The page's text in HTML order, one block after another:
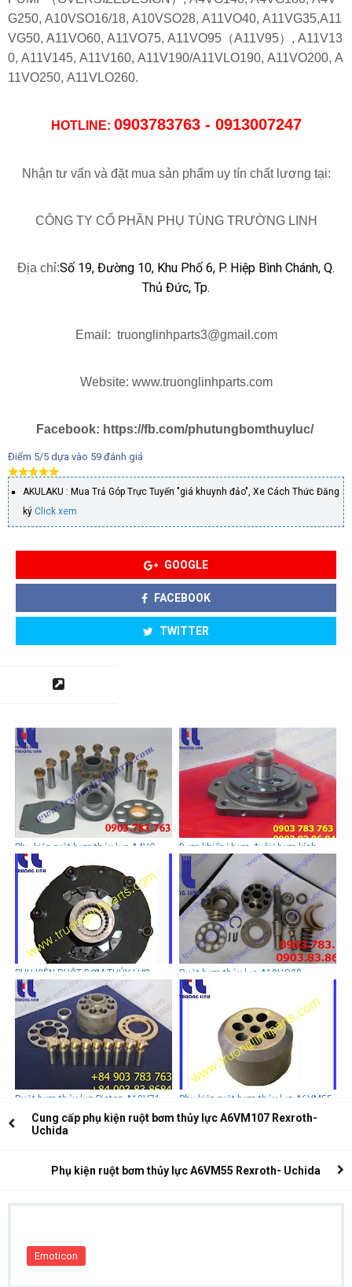
G250, A10VSO16/18, A10VSO28, A11VO40, A11VG35,A11
VG50, A11VO60, A11VO75, A11VO95（A11V95）, A11V13
0, A11V145, A11V160, A11V190/A11VLO190, A11VO200, A
11VO250, A11VLO260.
HOTLINE: 0903783763 - 0913007247
Nhận tư vấn và đặt mua sản phẩm uy tín chất lượng tại:
CÔNG TY CỔ PHẦN PHỤ TÙNG TRƯỜNG LINH
Địa chỉ:Số 19, Đường 10, Khu Phố 6, P. Hiệp Bình Chánh, Q.
Thủ Đức, Tp.
Email: truonglinhparts3@gmail.com
Website: www.truonglinhparts.com
Facebook: https://fb.com/phutungbomthuyluc/
Điểm 5/5 dựa vào 59 đánh giá
AKULAKU : Mua Trả Góp Trực Tuyến "giá khuynh đảo", Xe Cách Thức Đăng
ký Click xem
GOOGLE
FACEBOOK
TWITTER
Phụ kiện ruột bơm thủy lực A4VG
Serie Rexroth- Uchida
Bơm khiển/ bơm đuôi/ bơm kích
A4VG125 Rexroth- Uchida
PHỤ KIỆN RUỘT BƠM THỦY LỰC
A4VG40 REXROTH-UCHIDA
Ruột bơm thủy lực A10VO28
Rexroth -Uchida cho máy xúc đào
Ruột bơm thủy lực Piston A10V71
Phụ kiện ruột bơm thủy lực A6VM55
Rexroth- Uchida
Cung cấp phụ kiện ruột bơm thủy lực A6VM107 Rexroth-
Uchida
Phụ kiện ruột bơm thủy lực A6VM55 Rexroth- Uchida
Emoticon